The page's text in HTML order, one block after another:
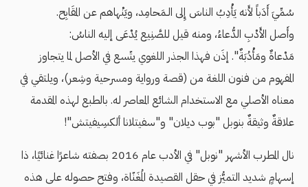
سُمِّيَ أَدَباً لأَنه يَأْدِبُ الناسَ إِلى الـمَحامِد، ويَنْهاهم عن المقَابِح.
وأَصل الأَدْبِ الدُّعاءُ، ومنه قيل للصَّنِيع يُدْعَى إليه الناسُ:
مَدْعاةٌ ومَأْدُبَةٌ". إذَن فهذا الجذر اللغوي يتّسع في الأصل لما يتجاوز
المفهوم من فنون اللغة من (قصة ورواية ومسرحية وشِعر)، ويلتقي في
معناه الأصلي مع الاستخدام الشائع المعاصر له. بالطبع لهذه المقدمة
علاقةٌ وثيقةٌ بنوبل "بوب ديلان" و"سفيتلانا ألكسِيفيتش"!
نال المطرب الأشهر "نوبل" في الأدب عام 2016 بصفته شاعرًا غنائيًا، ذا
إسهامٍ شديد التميُّز في حقل القصيدة المُغَنّاة، وفتح حصوله على هذه